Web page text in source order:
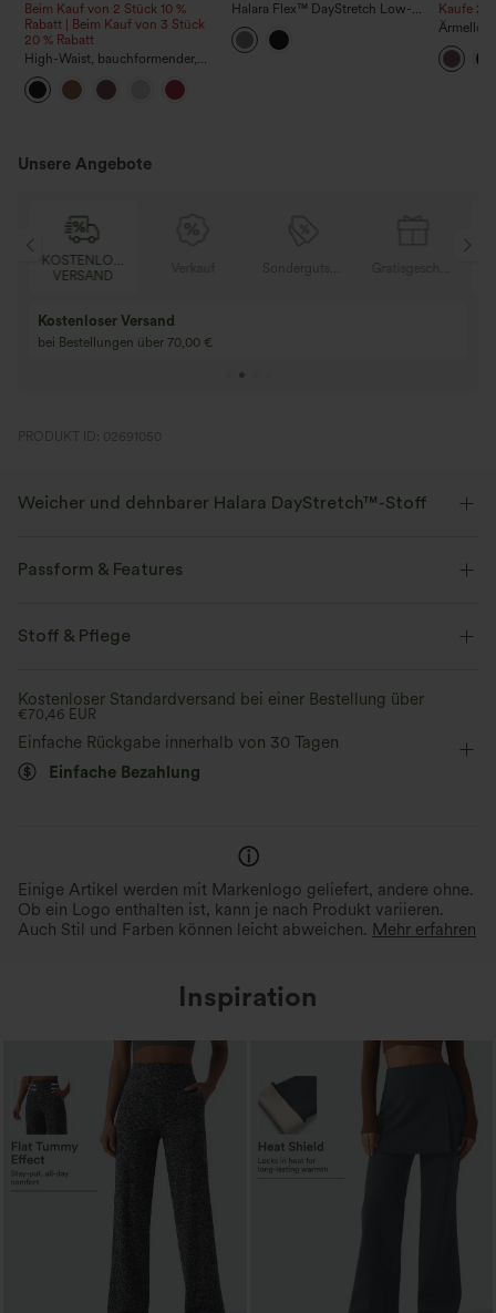
Beim Kauf von 2 Stück 10 %
Rabatt | Beim Kauf von 3 Stück
20 % Rabatt
High-Waist, bauchformender,
geraffter Midirock mit
geschwungenem Saum, 2-in-1
Fleece/PU, lässig
Halara Flex™ DayStretch Low-
Rise-Arbeitshose mit geradem
Bein und Taschen
Kaufe 2,
Bateau-
Unsere Angebote
KOSTENLOSER
VERSAND
Kostenloser Versand
bei Bestellungen über 70,00 €
PRODUKT ID: 02691050
Weicher und dehnbarer Halara DayStretch™-Stoff
Aktivität ist.
Passform & Features
Vier-Wege-Stretch
Stoff & Pflege
Kostenloser Standardversand bei einer Bestellung über
€70,46 EUR
Einfache Rückgabe innerhalb von 30 Tagen
Einfache Bezahlung
Einige Artikel werden mit Markenlogo geliefert, andere ohne.
Ob ein Logo enthalten ist, kann je nach Produkt variieren.
Auch Stil und Farben können leicht abweichen. Mehr erfahren
Inspiration